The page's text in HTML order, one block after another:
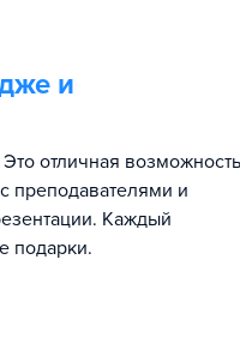
и
отличная возможность
преподавателями и
Каждый
подарки.